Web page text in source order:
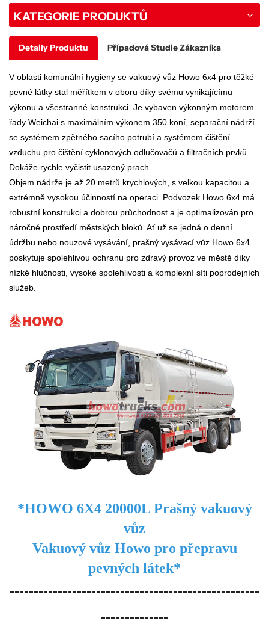
KATEGORIE PRODUKTŮ
Detaily Produktu Případová Studie Zákazníka
V oblasti komunální hygieny se vakuový vůz Howo 6x4 pro těžké
pevné látky stal měřítkem v oboru díky svému vynikajícímu
výkonu a všestranné konstrukci. Je vybaven výkonným motorem
řady Weichai s maximálním výkonem 350 koní, separační nádrží
se systémem zpětného sacího potrubí a systémem čištění
vzduchu pro čištění cyklonových odlučovačů a filtračních prvků.
Dokáže rychle vyčistit usazený prach.
Objem nádrže je až 20 metrů krychlových, s velkou kapacitou a
extrémně vysokou účinností na operaci. Podvozek Howo 6x4 má
robustní konstrukci a dobrou průchodnost a je optimalizován pro
náročné prostředí městských bloků. Ať už se jedná o denní
údržbu nebo nouzové vysávání, prašný vysávací vůz Howo 6x4
poskytuje spolehlivou ochranu pro zdravý provoz ve městě díky
nízké hlučnosti, vysoké spolehlivosti a komplexní síti poprodejních
služeb.
*HOWO 6X4 20000L Prašný vakuový
vůz
Vakuový vůz Howo pro přepravu
pevných látek*
----------------------------------------------------
--------------